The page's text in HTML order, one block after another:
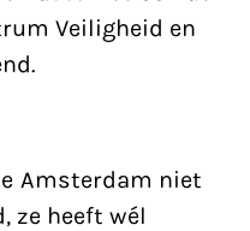
Veiligheid en
Amsterdam niet
ze heeft wél